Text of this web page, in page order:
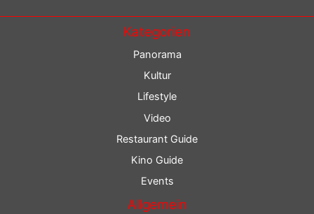
Kategorien
Panorama
Kultur
Lifestyle
Video
Restaurant Guide
Kino Guide
Events
Allgemein